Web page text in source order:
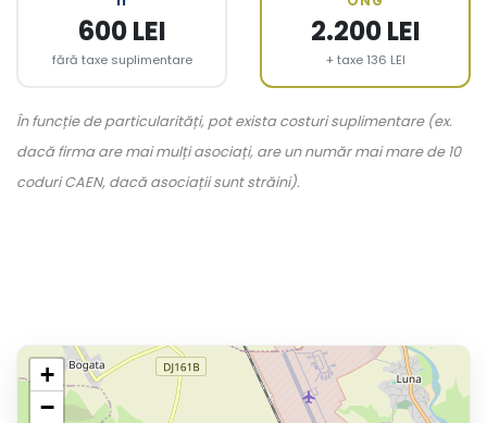
600 LEI
fără taxe suplimentare
2.200 LEI
+ taxe 136 LEI
În funcție de particularități, pot exista costuri suplimentare (ex.
dacă firma are mai mulți asociați, are un număr mai mare de 10
coduri CAEN, dacă asociații sunt străini).
+
−